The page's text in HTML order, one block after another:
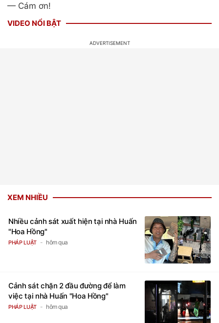
— Cám ơn!
VIDEO NỔI BẬT
XEM NHIỀU
Nhiều cảnh sát xuất hiện tại nhà Huấn
"Hoa Hồng"
PHÁP LUẬT hôm qua
Cảnh sát chặn 2 đầu đường để làm
việc tại nhà Huấn "Hoa Hồng"
PHÁP LUẬT hôm qua